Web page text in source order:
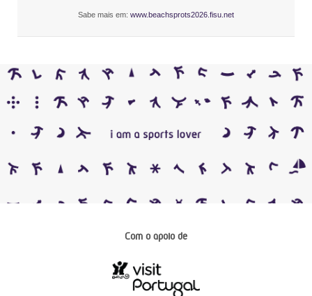
Sabe mais em: www.beachsprots2026.fisu.net
Com o apoio de